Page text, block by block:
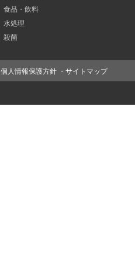
食品・飲料
水処理
殺菌
個人情報保護方針 ・ サイトマップ